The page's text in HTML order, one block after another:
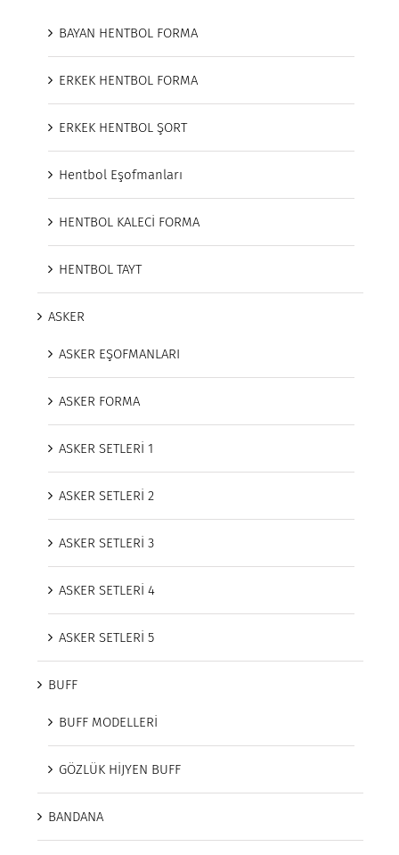
BAYAN HENTBOL FORMA
ERKEK HENTBOL FORMA
ERKEK HENTBOL ŞORT
Hentbol Eşofmanları
HENTBOL KALECİ FORMA
HENTBOL TAYT
ASKER
ASKER EŞOFMANLARI
ASKER FORMA
ASKER SETLERİ 1
ASKER SETLERİ 2
ASKER SETLERİ 3
ASKER SETLERİ 4
ASKER SETLERİ 5
BUFF
BUFF MODELLERİ
GÖZLÜK HİJYEN BUFF
BANDANA